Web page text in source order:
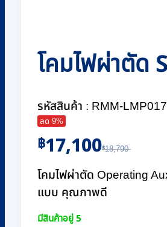
โคมไฟผ่าตัด
รหัสสินค้า : RMM-LMP017
ลด 9%
฿18,790
Original
price
was:
฿18,790.
฿17,100
Current
price
is:
฿17,100.
โคมไฟผ่าตัด Operating
แบบ คุณภาพดี
มีสินค้าอยู่ 5